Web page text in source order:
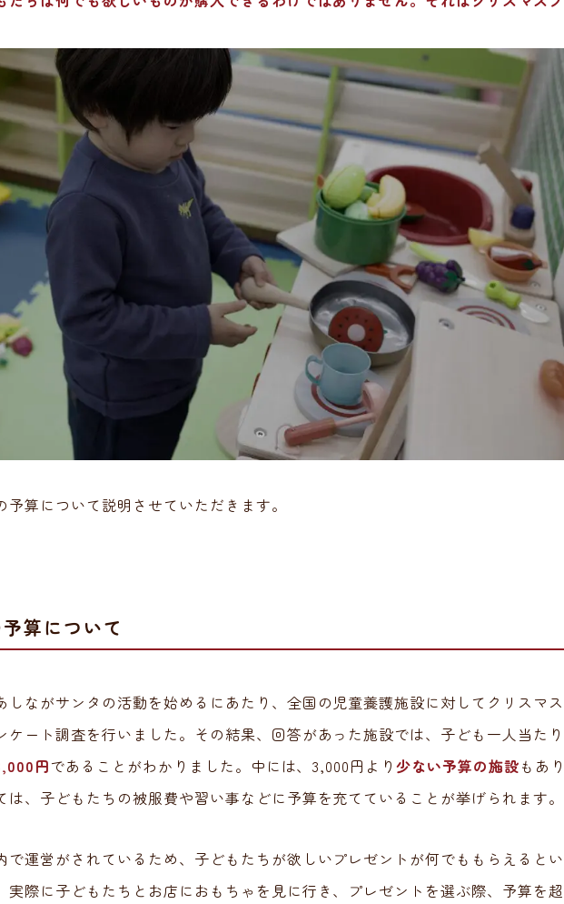
算について説明させていただきます。
算について
ながサンタの活動を始めるにあたり、全国の児童養護施設に対してクリスマス
ケート調査を行いました。その結果、回答があった施設では、子ども一人当たり
円であることがわかりました。中には、3,000円より少ない予算の施設もあり
は、子どもたちの被服費や習い事などに予算を充てていることが挙げられます。
で運営がされているため、子どもたちが欲しいプレゼントが何でももらえるとい
実際に子どもたちとお店におもちゃを見に行き、プレゼントを選ぶ際、予算を超